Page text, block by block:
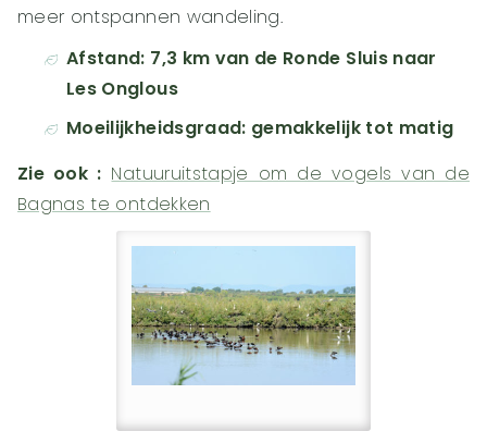
meer ontspannen wandeling.
Afstand: 7,3 km van de Ronde Sluis naar
Les Onglous
Moeilijkheidsgraad: gemakkelijk tot matig
Zie ook : Natuuruitstapje om de vogels van de
Bagnas te ontdekken